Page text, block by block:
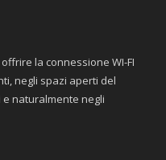
la connessione WI-FI
negli spazi aperti del
e naturalmente negli